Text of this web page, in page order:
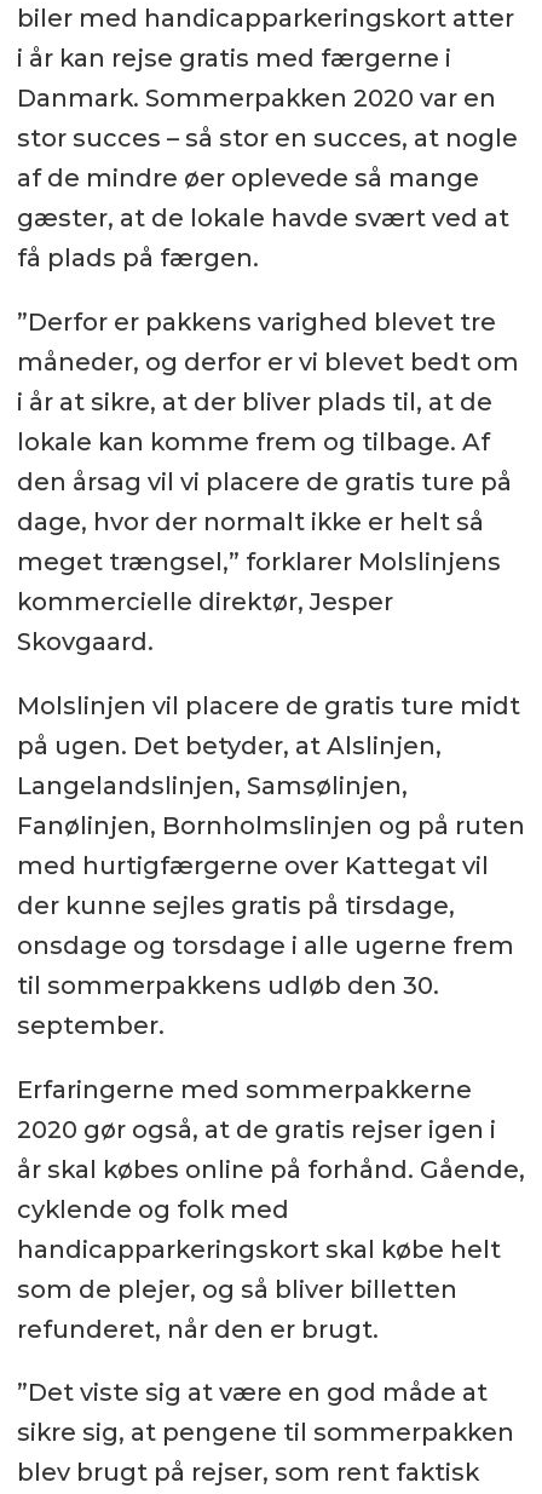
biler med handicapparkeringskort atter
i år kan rejse gratis med færgerne i
Danmark. Sommerpakken 2020 var en
stor succes – så stor en succes, at nogle
af de mindre øer oplevede så mange
gæster, at de lokale havde svært ved at
få plads på færgen.
”Derfor er pakkens varighed blevet tre
måneder, og derfor er vi blevet bedt om
i år at sikre, at der bliver plads til, at de
lokale kan komme frem og tilbage. Af
den årsag vil vi placere de gratis ture på
dage, hvor der normalt ikke er helt så
meget trængsel,” forklarer Molslinjens
kommercielle direktør, Jesper
Skovgaard.
Molslinjen vil placere de gratis ture midt
på ugen. Det betyder, at Alslinjen,
Langelandslinjen, Samsølinjen,
Fanølinjen, Bornholmslinjen og på ruten
med hurtigfærgerne over Kattegat vil
der kunne sejles gratis på tirsdage,
onsdage og torsdage i alle ugerne frem
til sommerpakkens udløb den 30.
september.
Erfaringerne med sommerpakkerne
2020 gør også, at de gratis rejser igen i
år skal købes online på forhånd. Gående,
cyklende og folk med
handicapparkeringskort skal købe helt
som de plejer, og så bliver billetten
refunderet, når den er brugt.
”Det viste sig at være en god måde at
sikre sig, at pengene til sommerpakken
blev brugt på rejser, som rent faktisk